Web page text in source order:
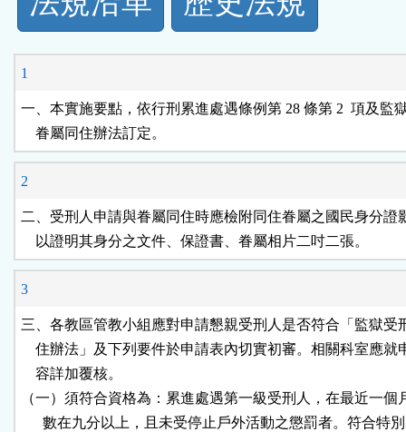
功
能
按
鈕
1
一、本實施要點，依行刑累進處遇條例第 28 條第 2  項及監
    眷屬同住辦法訂定。
2
二、受刑人申請與眷屬同住時應檢附同住眷屬之國民身分證
    以證明其身分之文件、保證書、眷屬相片二吋二張。
3
三、各教區管教小組應對申請懇親受刑人是否符合「監獄受
住辦法」及下列要件於申請表內切實初審。相關科室應就
    容詳加覆核。
（一）須符合資格為：累進處遇第一級受刑人，在最近一個
數在九分以上，且未受停止戶外活動之懲罰者。符合特